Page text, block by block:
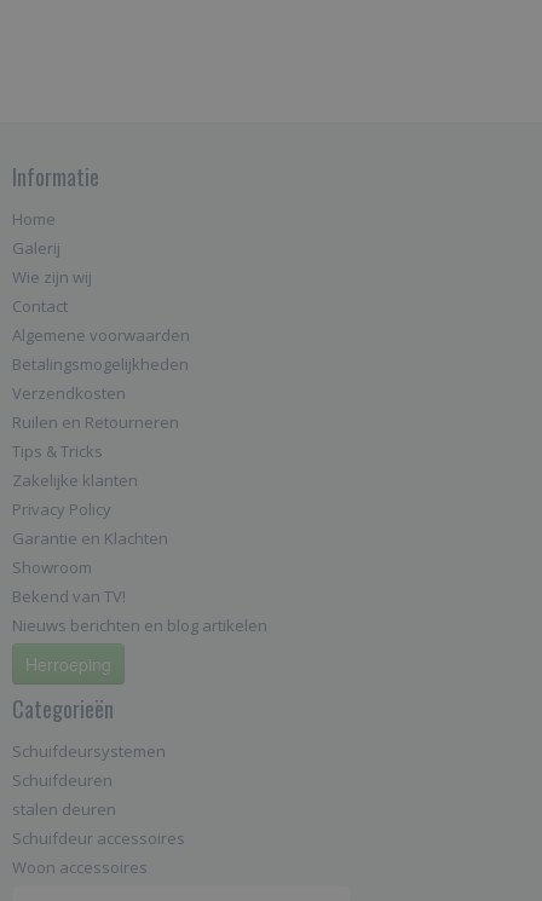
Informatie
Home
Galerij
Wie zijn wij
Contact
Algemene voorwaarden
Betalingsmogelijkheden
Verzendkosten
Ruilen en Retourneren
Tips & Tricks
Zakelijke klanten
Privacy Policy
Garantie en Klachten
Showroom
Bekend van TV!
Nieuws berichten en blog artikelen
Herroeping
Categorieën
Schuifdeursystemen
Schuifdeuren
stalen deuren
Schuifdeur accessoires
Woon accessoires